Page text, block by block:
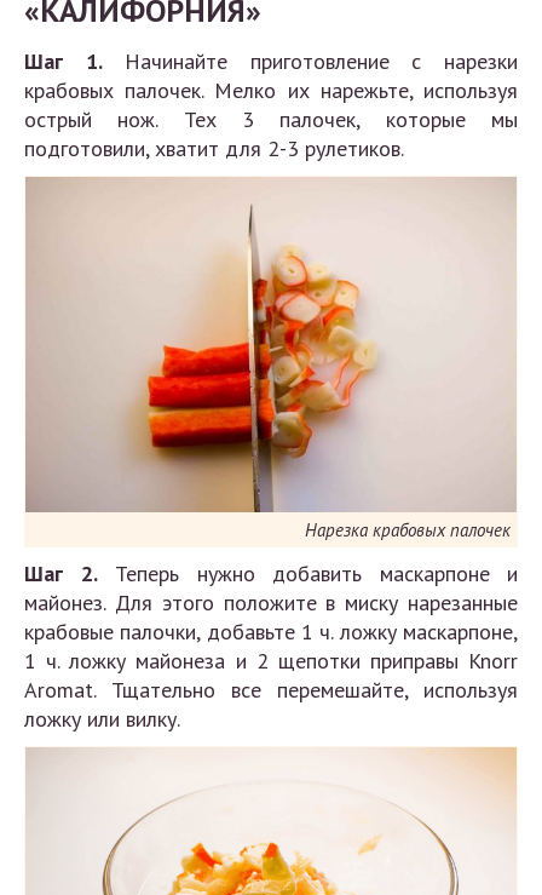
«КАЛИФОРНИЯ»
Шаг 1.Начинайте приготовление с нарезки
крабовых палочек. Мелко их нарежьте, используя
острый нож. Тех 3 палочек, которые мы
подготовили, хватит для 2-3 рулетиков.
Нарезка крабовых палочек
Шаг 2.Теперь нужно добавить маскарпоне и
майонез. Для этого положите в миску нарезанные
крабовые палочки, добавьте 1 ч. ложку маскарпоне,
1 ч. ложку майонеза и 2 щепотки приправы Knorr
Aromat. Тщательно все перемешайте, используя
ложку или вилку.